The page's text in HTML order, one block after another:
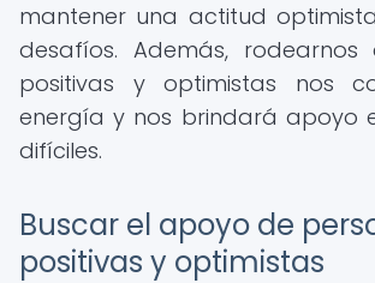
mantener una actitud
desafíos. Además, rodearnos
positivas y optimistas nos
energía y nos brindará apoyo
difíciles.
Buscar el apoyo de
positivas y optimistas